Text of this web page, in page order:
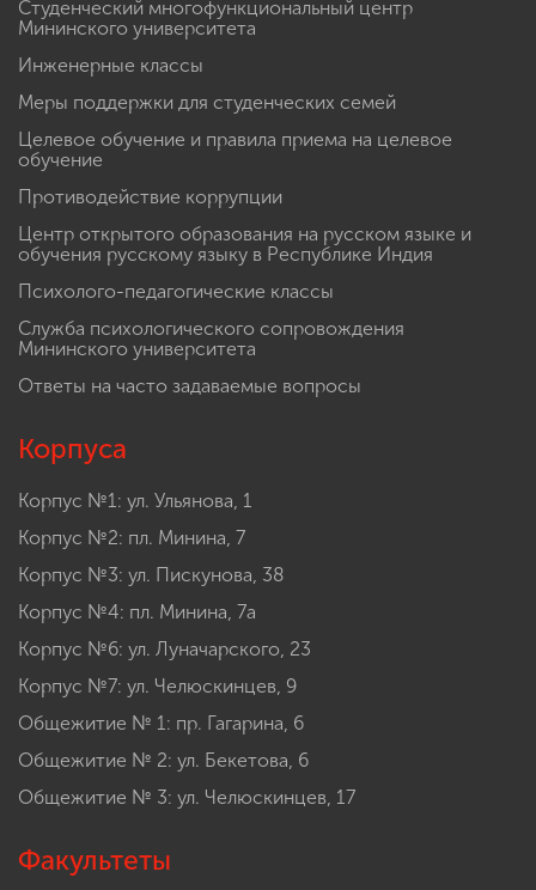
Студенческий многофункциональный центр
Мининского университета
Инженерные классы
Меры поддержки для студенческих семей
Целевое обучение и правила приема на целевое
обучение
Противодействие коррупции
Центр открытого образования на русском языке и
обучения русскому языку в Республике Индия
Психолого-педагогические классы
Служба психологического сопровождения
Мининского университета
Ответы на часто задаваемые вопросы
Корпуса
Корпус №1: ул. Ульянова, 1
Корпус №2: пл. Минина, 7
Корпус №3: ул. Пискунова, 38
Корпус №4: пл. Минина, 7а
Корпус №6: ул. Луначарского, 23
Корпус №7: ул. Челюскинцев, 9
Общежитие № 1: пр. Гагарина, 6
Общежитие № 2: ул. Бекетова, 6
Общежитие № 3: ул. Челюскинцев, 17
Факультеты